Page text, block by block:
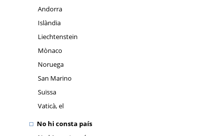
Andorra
Islàndia
Liechtenstein
Mònaco
Noruega
San Marino
Suïssa
Vaticà, el
No hi consta país